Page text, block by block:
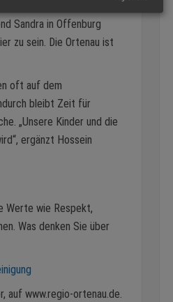
Sandra in Offenburg
zu sein. Die Ortenau ist
oft auf dem
bleibt Zeit für
„Unsere Kinder und die
ergänzt Hossein
Werte wie Respekt,
Was denken Sie über
auf www.regio-ortenau.de.